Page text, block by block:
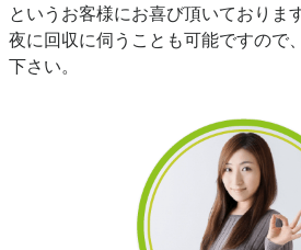
というお客様にお喜び頂いておりま
夜に回収に伺うことも可能ですので
下さい。